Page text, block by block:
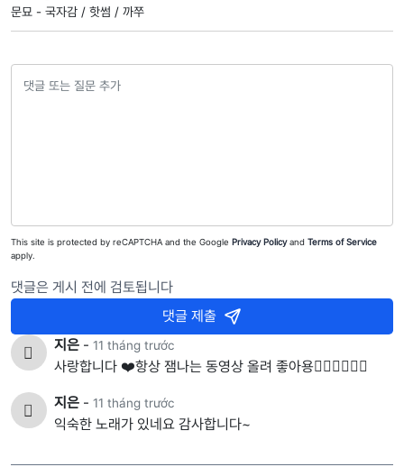
문묘 - 국자감 / 핫썸 / 까쭈
This site is protected by reCAPTCHA and the Google Privacy Policyand Terms of Service
apply.
댓글은 게시 전에 검토됩니다
댓글 제출
지은 - 11 tháng trước
사랑합니다 ❤️항상 잼나는 동영상 올려 좋아용👍🏻👍🏻👍🏻
지은 - 11 tháng trước
익숙한 노래가 있네요 감사합니다~